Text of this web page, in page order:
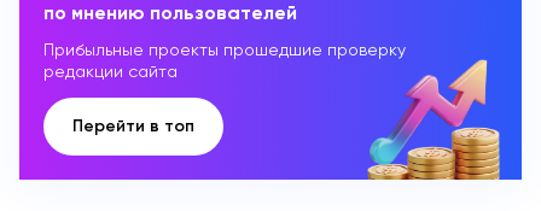
по мнению пользователей
Прибыльные проекты прошедшие проверку
редакции сайта
Перейти в топ